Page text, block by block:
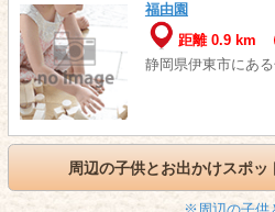
福由園
距離 0.9 km
静岡県伊東市にあ
周辺の子供とお出かけスポッ